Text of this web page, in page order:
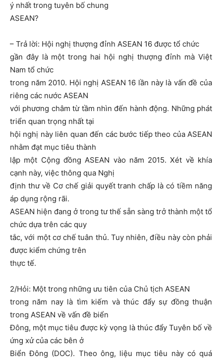
ý nhất trong tuyên bố chung
ASEAN?
– Trả lời: Hội nghị thượng đỉnh ASEAN 16 được tổ chức
gần đây là một trong hai hội nghị thượng đỉnh mà Việt
Nam tổ chức
trong năm 2010. Hội nghị ASEAN 16 lần này là vấn đề của
riêng các nước ASEAN
với phương châm từ tầm nhìn đến hành động. Những phát
triển quan trọng nhất tại
hội nghị này liên quan đến các bước tiếp theo của ASEAN
nhằm đạt mục tiêu thành
lập một Cộng đồng ASEAN vào năm 2015. Xét về khía
cạnh này, việc thông qua Nghị
định thư về Cơ chế giải quyết tranh chấp là có tiềm năng
áp dụng rộng rãi.
ASEAN hiện đang ở trong tư thế sẵn sàng trở thành một tổ
chức dựa trên các quy
tắc, với một cơ chế tuân thủ. Tuy nhiên, điều này còn phải
được kiểm chứng trên
thực tế.
2/Hỏi: Một trong những ưu tiên của Chủ tịch ASEAN
trong năm nay là tìm kiếm và thúc đẩy sự đồng thuận
trong ASEAN về vấn đề biển
Đông, một mục tiêu được kỳ vọng là thúc đẩy Tuyên bố về
ứng xử của các bên ở
Biển Đông (DOC). Theo ông, liệu mục tiêu này có quá